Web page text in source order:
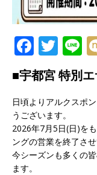
F
a
c
e
b
o
o
T
w
it
te
r
Li
n
e
■宇都宮 特別
日頃よりアルクスポ
うございます。
2026年7月5日(日)を
ングの営業を終了さ
今シーズンも多くの
ます。